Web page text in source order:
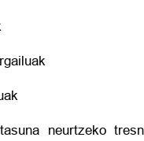
neurtzeko